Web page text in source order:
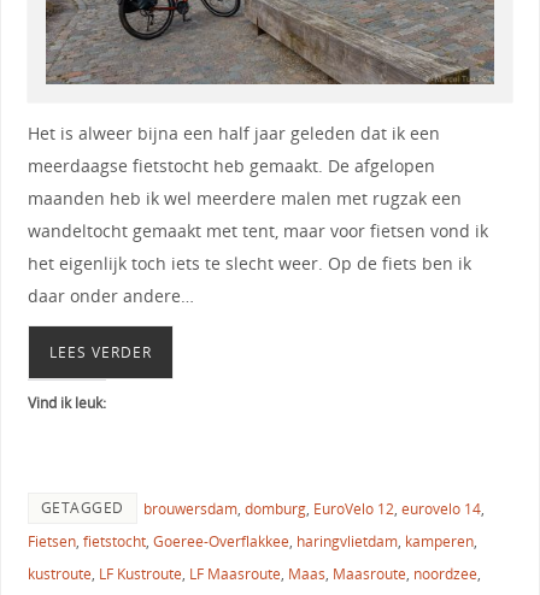
Het is alweer bijna een half jaar geleden dat ik een
meerdaagse fietstocht heb gemaakt. De afgelopen
maanden heb ik wel meerdere malen met rugzak een
wandeltocht gemaakt met tent, maar voor fietsen vond ik
het eigenlijk toch iets te slecht weer. Op de fiets ben ik
daar onder andere…
LEES VERDER
Vind ik leuk:
GETAGGED brouwersdam, domburg, EuroVelo 12, eurovelo 14,
Fietsen, fietstocht, Goeree-Overflakkee, haringvlietdam, kamperen,
kustroute, LF Kustroute, LF Maasroute, Maas, Maasroute, noordzee,